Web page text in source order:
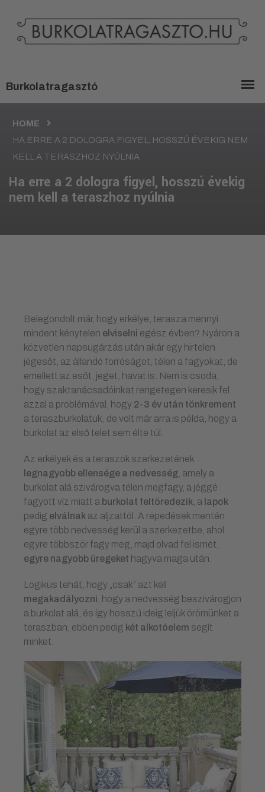
HOME
HA ERRE A 2 DOLOGRA FIGYEL, HOSSZÚ ÉVEKIG NEM
KELL A TERASZHOZ NYÚLNIA
Ha erre a 2 dologra figyel, hosszú évekig
nem kell a teraszhoz nyúlnia
Belegondolt már, hogy erkélye, terasza mennyi
mindent kénytelen elviselni egész évben? Nyáron a
közvetlen napsugárzás után akár egy hirtelen
jégesőt, az állandó forróságot, télen a fagyokat, de
emellett az esőt, jeget, havat is. Nem is csoda,
hogy szaktanácsadóinkat rengetegen keresik fel
azzal a problémával, hogy 2-3 év után tönkrement
a teraszburkolatuk, de volt már arra is példa, hogy a
burkolat az első telet sem élte túl.
Az erkélyek és a teraszok szerkezetének
legnagyobb ellensége a nedvesség , amely a
burkolat alá szivárogva télen megfagy, a jéggé
fagyott víz miatt a burkolat feltöredezik , a lapok
pedig elválnak az aljzattól. A repedések mentén
egyre több nedvesség kerül a szerkezetbe, ahol
egyre többször fagy meg, majd olvad fel ismét,
egyre nagyobb üregeket hagyva maga után.
Logikus tehát, hogy „csak” azt kell
megakadályozni , hogy a nedvesség beszivárogjon
a burkolat alá, és így hosszú ideig leljük örömünket a
teraszban, ebben pedig két alkotóelem segít
minket.